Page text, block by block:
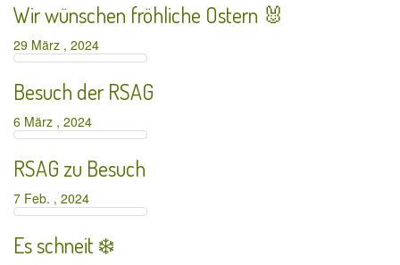
Wir wünschen fröhliche Ostern 🐰
29 März , 2024
Besuch der RSAG
6 März , 2024
RSAG zu Besuch
7 Feb. , 2024
Es schneit ❄️